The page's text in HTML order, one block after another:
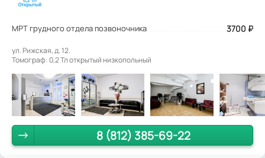
МРТ грудного отдела позвоночника 3700 ₽
ул. Рижская, д. 12.
Томограф: 0,2 Тл открытый низкопольный
8 (812) 385-69-22